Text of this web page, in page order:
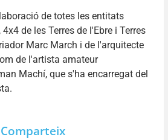
de totes les entitats
de les Terres de l'Ebre i Terres
Marc March i de l'arquitecte
de l'artista amateur
Machí, que s'ha encarregat del
Comparteix